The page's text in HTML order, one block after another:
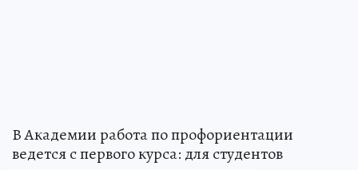
В Академии работа по профориентации
ведется с первого курса: для студентов